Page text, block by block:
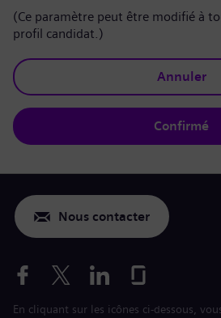
(Ce paramètre peut être modifié à
profil candidat.)
Annuler
Confirmé
Nous contacter
En cliquant sur les icônes ci-dessous,